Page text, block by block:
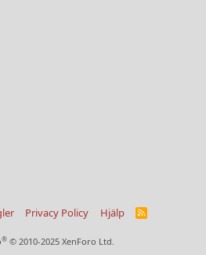
Privacy Policy Hjälp
R
® © 2010-2025 XenForo Ltd.